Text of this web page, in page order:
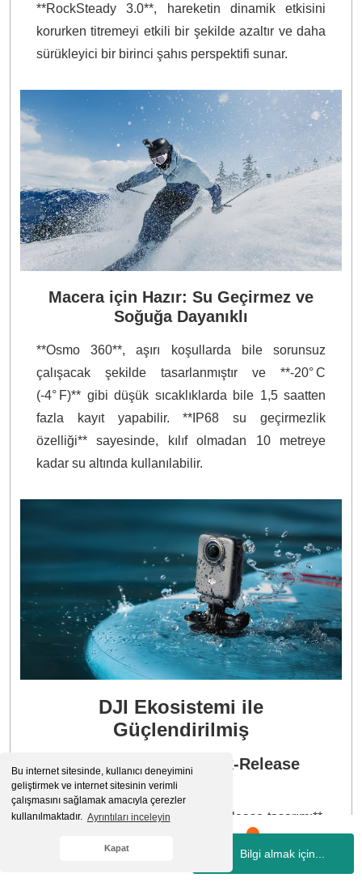
Bu internet sitesinde, kullanıcı deneyimini
geliştirmek ve internet sitesinin verimli
çalışmasını sağlamak amacıyla çerezler
kullanılmaktadır. Ayrıntıları inceleyin
Kapat Bilgi almak için...
**RockSteady 3.0**, hareketin dinamik etkisini
korurken titremeyi etkili bir şekilde azaltır ve daha
sürükleyici bir birinci şahıs perspektifi sunar.
Macera için Hazır: Su Geçirmez ve
Soğuğa Dayanıklı
**Osmo 360**, aşırı koşullarda bile sorunsuz
çalışacak şekilde tasarlanmıştır ve **-20° C
(-4° F)** gibi düşük sıcaklıklarda bile 1,5 saatten
fazla kayıt yapabilir. **IP68 su geçirmezlik
özelliği** sayesinde, kılıf olmadan 10 metreye
kadar su altında kullanılabilir.
DJI Ekosistemi ile
Güçlendirilmiş
Osmo Manyetik Quick-Release
Ekosistemi
**Osmo 360'ın manyetik Quick-Release tasarımı**,
uyumludur ve 1/4 inçlik dişli deliği sayesinde
Sepetim İletişim